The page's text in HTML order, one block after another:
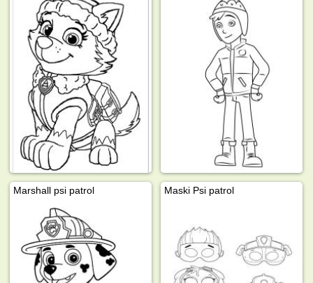
Marshall psi patrol Maski Psi patrol